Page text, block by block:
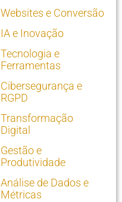
Websites e Conversão
IA e Inovação
Tecnologia e
Ferramentas
Cibersegurança e
RGPD
Transformação
Digital
Gestão e
Produtividade
Análise de Dados e
Métricas